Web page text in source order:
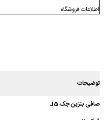
اطلاعات فروشگاه
توضیحات
صافی بنزین جک J5